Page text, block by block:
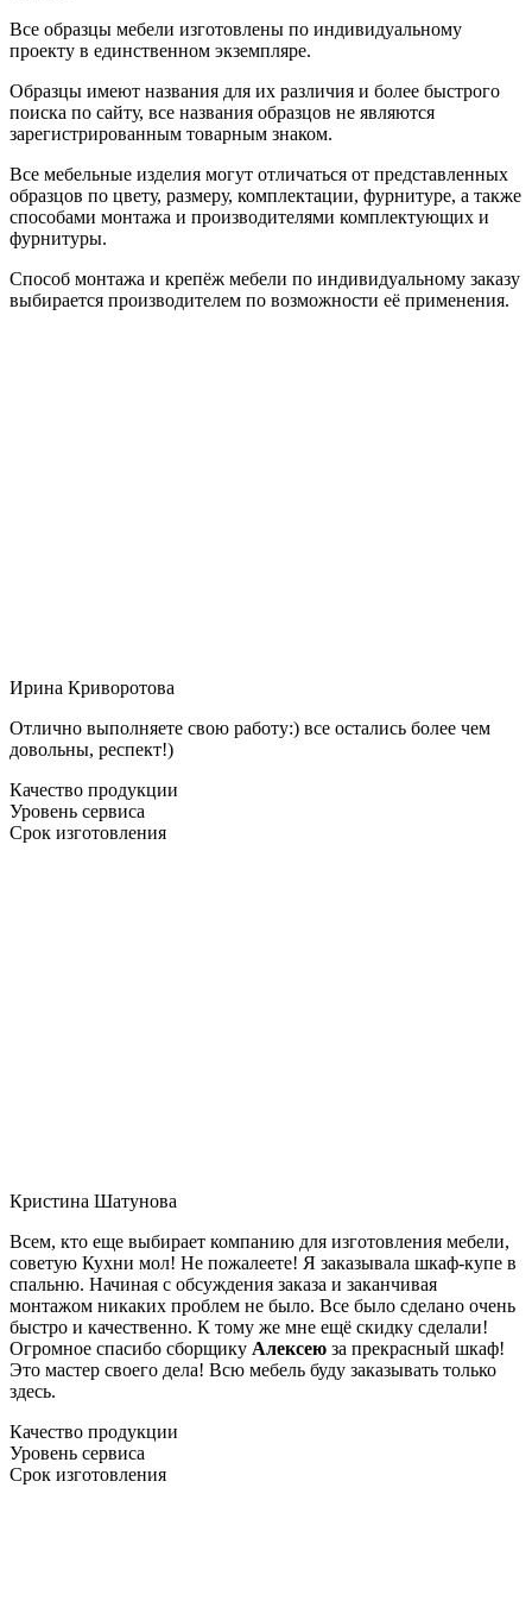
Все образцы мебели изготовлены по индивидуальному
проекту в единственном экземпляре.
Образцы имеют названия для их различия и более быстрого
поиска по сайту, все названия образцов не являются
зарегистрированным товарным знаком.
Все мебельные изделия могут отличаться от представленных
образцов по цвету, размеру, комплектации, фурнитуре, а также
способами монтажа и производителями комплектующих и
фурнитуры.
Способ монтажа и крепёж мебели по индивидуальному заказу
выбирается производителем по возможности её применения.
Ирина Криворотова
Отлично выполняете свою работу:) все остались более чем
довольны, респект!)
Качество продукции
Уровень сервиса
Срок изготовления
Кристина Шатунова
Всем, кто еще выбирает компанию для изготовления мебели,
советую Кухни мол! Не пожалеете! Я заказывала шкаф-купе в
спальню. Начиная с обсуждения заказа и заканчивая
монтажом никаких проблем не было. Все было сделано очень
быстро и качественно. К тому же мне ещё скидку сделали!
Огромное спасибо сборщику Алексею за прекрасный шкаф!
Это мастер своего дела! Всю мебель буду заказывать только
здесь.
Качество продукции
Уровень сервиса
Срок изготовления